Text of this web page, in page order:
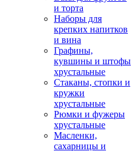
и торта
Наборы для
крепких напитков
и вина
Графины,
кувшины и штофы
хрустальные
Стаканы, стопки и
кружки
хрустальные
Рюмки и фужеры
хрустальные
Масленки,
сахарницы и